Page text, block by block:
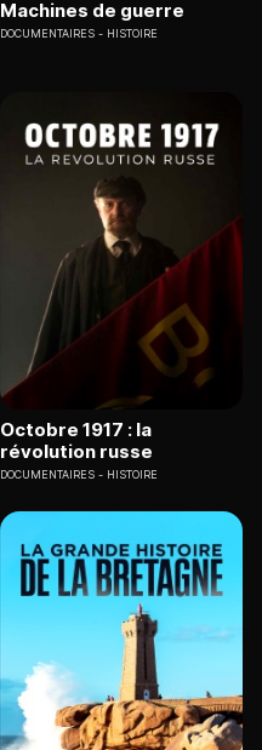
Machines de guerre
DOCUMENTAIRES HISTOIRE
Octobre 1917 : la
révolution russe
DOCUMENTAIRES HISTOIRE